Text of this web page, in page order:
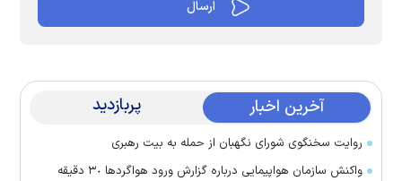
آخرین اخبار پربازدید
روایت سخنگوی شورای نگهبان از حمله به بیت رهبری
واکنش سازمان هواپیمایی درباره گزارش ورود هواگرد‌ها ٣٠ دقیقه